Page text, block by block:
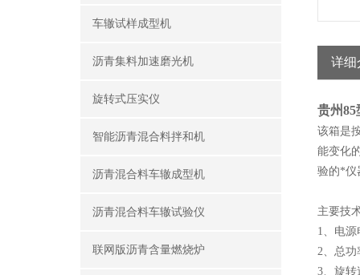
车辙试样成型机
沥青集料加速磨光机
旋转式压实仪
智能沥青混合料拌和机
沥青混合料车辙成型机
沥青混合料车辙试验仪
联网版沥青含量燃烧炉
详细
贵州85
该箱是
能变化
验的*仪
主要技
1、电
2、总功
3、旋转